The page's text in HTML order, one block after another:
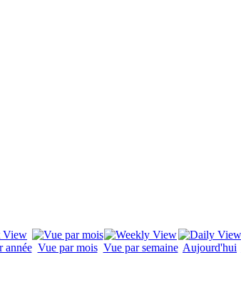
année Vue par mois Vue par semaine Aujourd'hui